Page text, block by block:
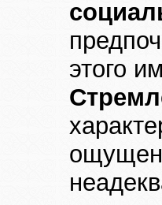
этого